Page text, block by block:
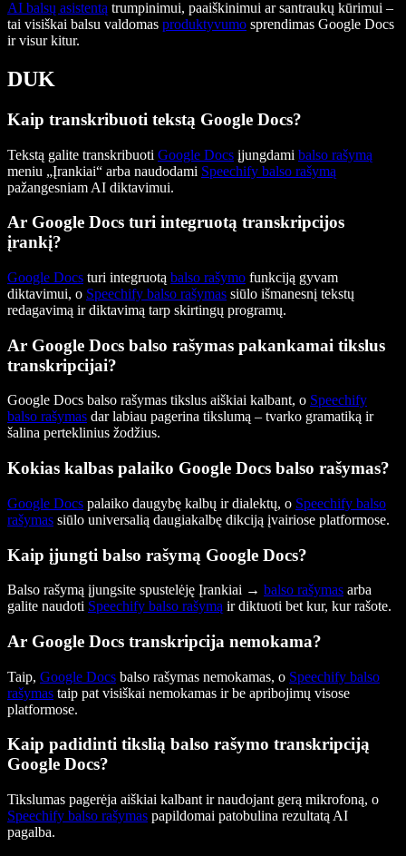
AI balsų asistentą trumpinimui, paaiškinimui ar santraukų kūrimui –
tai visiškai balsu valdomas produktyvumo sprendimas Google Docs
ir visur kitur.
DUK
Kaip transkribuoti tekstą Google Docs?
Tekstą galite transkribuoti Google Docs įjungdami balso rašymą
meniu „Įrankiai“ arba naudodami Speechify balso rašymą
pažangesniam AI diktavimui.
Ar Google Docs turi integruotą transkripcijos
įrankį?
Google Docs turi integruotą balso rašymo funkciją gyvam
diktavimui, o Speechify balso rašymas siūlo išmanesnį tekstų
redagavimą ir diktavimą tarp skirtingų programų.
Ar Google Docs balso rašymas pakankamai tikslus
transkripcijai?
Google Docs balso rašymas tikslus aiškiai kalbant, o Speechify
balso rašymas dar labiau pagerina tikslumą – tvarko gramatiką ir
šalina perteklinius žodžius.
Kokias kalbas palaiko Google Docs balso rašymas?
Google Docs palaiko daugybę kalbų ir dialektų, o Speechify balso
rašymas siūlo universalią daugiakalbę dikciją įvairiose platformose.
Kaip įjungti balso rašymą Google Docs?
Balso rašymą įjungsite spustelėję Įrankiai → balso rašymas arba
galite naudoti Speechify balso rašymą ir diktuoti bet kur, kur rašote.
Ar Google Docs transkripcija nemokama?
Taip, Google Docs balso rašymas nemokamas, o Speechify balso
rašymas taip pat visiškai nemokamas ir be apribojimų visose
platformose.
Kaip padidinti tikslią balso rašymo transkripciją
Google Docs?
Tikslumas pagerėja aiškiai kalbant ir naudojant gerą mikrofoną, o
Speechify balso rašymas papildomai patobulina rezultatą AI
pagalba.